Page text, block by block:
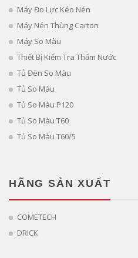
Máy Đo Lực Kéo Nén
Máy Nén Thùng Carton
Máy So Màu
Thiết Bị Kiểm Tra Thấm Nước
Tủ Đèn So Màu
Tủ So Màu
Tủ So Màu P120
Tủ So Màu T60
Tủ So Màu T60/5
HÃNG SẢN XUẤT
COMETECH
DRICK